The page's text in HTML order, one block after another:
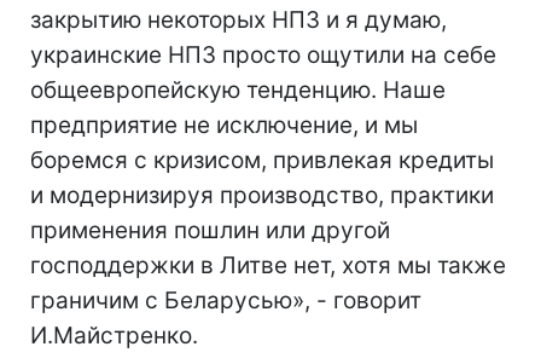
закрытию некоторых НПЗ и я думаю,
украинские НПЗ просто ощутили на себе
общеевропейскую тенденцию. Наше
предприятие не исключение, и мы
боремся с кризисом, привлекая кредиты
и модернизируя производство, практики
применения пошлин или другой
господдержки в Литве нет, хотя мы также
граничим с Беларусью», - говорит
И.Майстренко.